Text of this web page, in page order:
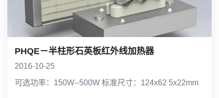
PHQE－半柱形石英板红外线加热器
2016-10-25
可选功率：150W--500W 标准尺寸：124x62 5x22mm